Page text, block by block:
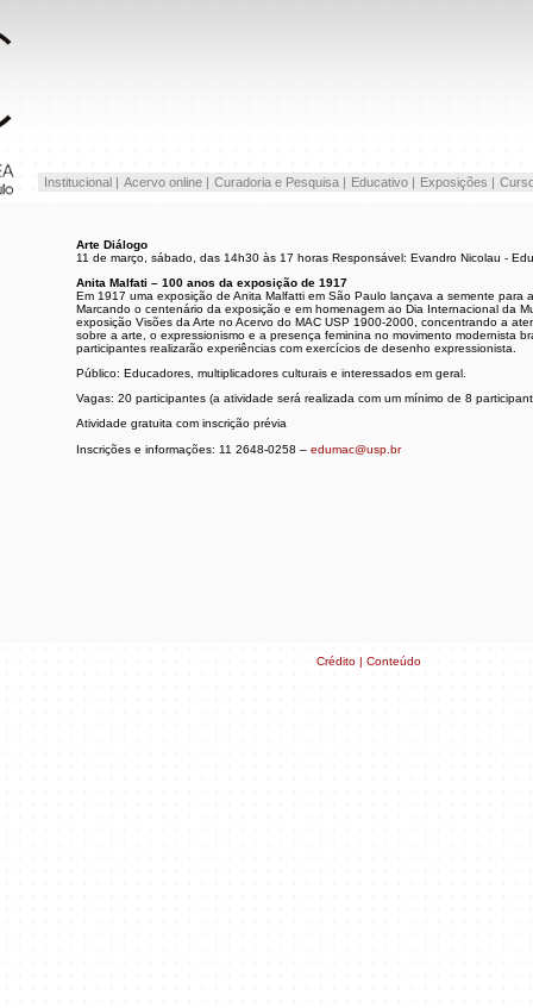
Arte Diálogo
11 de março, sábado, das 14h30 às 17 horas Responsável: Evandro Nicolau -
Anita Malfati – 100 anos da exposição de 1917
Em 1917 uma exposição de Anita Malfatti em São Paulo lançava a semente para
Marcando o centenário da exposição e em homenagem ao Dia Internacional da
exposição Visões da Arte no Acervo do MAC USP 1900-2000, concentrando a
sobre a arte, o expressionismo e a presença feminina no movimento modernista
participantes realizarão experiências com exercícios de desenho expressionista.
Público: Educadores, multiplicadores culturais e interessados em geral.
Vagas: 20 participantes (a atividade será realizada com um mínimo de 8
Atividade gratuita com inscrição prévia
Inscrições e informações: 11 2648-0258 – edumac@usp.br
Institucional | Acervo online | Curadoria e Pesquisa | Educativo | Exposições |
Crédito | Conteúdo